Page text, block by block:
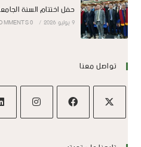
حفل اختتام السنة الجامعية 2026/
9 يوليو 2026 /
0 COMMENTS
تواصل معنا